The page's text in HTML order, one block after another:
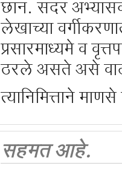
छान. सदर
लेखाच्या
प्रसारमाध्यमे व
ठरले असते असे
त्यानिमित्ताने
सहमत आहे.